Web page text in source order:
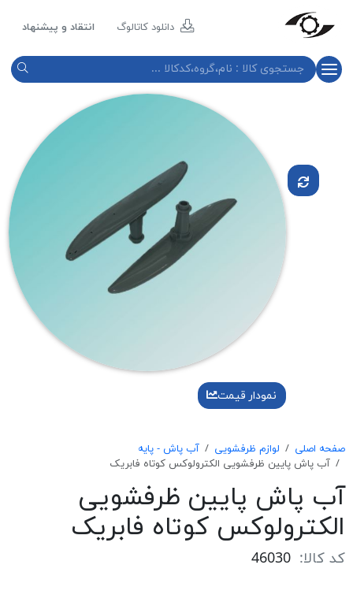
دانلود کاتالوگ انتقاد و پیشنهاد
نمودار قیمت
صفحه اصلی لوازم ظرفشویی
آب پاش - پایه
آب پاش پایین ظرفشویی الکترولوکس کوتاه فابریک
آب پاش پایین ظرفشویی
الکترولوکس کوتاه فابریک
کد کالا: 46030